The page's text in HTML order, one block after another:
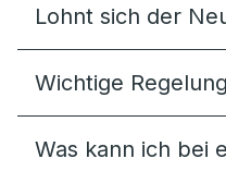
Lohnt sich der
Wichtige
Was kann ich bei